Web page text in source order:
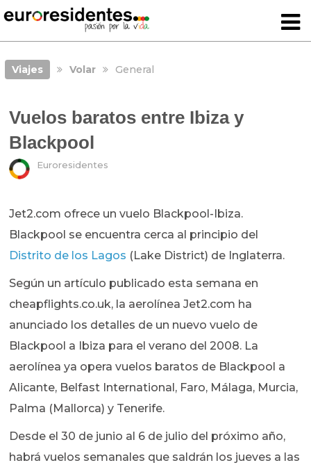
Viajes Volar General
Vuelos baratos entre Ibiza y
Blackpool
Euroresidentes
Jet2.com ofrece un vuelo Blackpool-Ibiza.
Blackpool se encuentra cerca al principio del
Distrito de los Lagos (Lake District) de Inglaterra.
Según un artículo publicado esta semana en
cheapflights.co.uk, la aerolínea Jet2.com ha
anunciado los detalles de un nuevo vuelo de
Blackpool a Ibiza para el verano del 2008. La
aerolínea ya opera vuelos baratos de Blackpool a
Alicante, Belfast International, Faro, Málaga, Murcia,
Palma (Mallorca) y Tenerife.
Desde el 30 de junio al 6 de julio del próximo año,
habrá vuelos semanales que saldrán los jueves a las